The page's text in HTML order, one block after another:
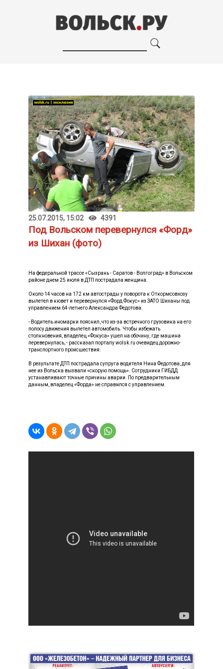
25.07.2015, 15:02 4391
Под Вольском перевернулся «Форд»
из Шихан (фото)
На федеральной трассе «Сызрань - Саратов - Волгоград» в Вольском
районе днем 25 июля в ДТП пострадала женщина.
Около 14 часов на 172 км автострады у поворота к Откормсовхозу
вылетел в кювет и перевернулся «Форд Фокус» из ЗАТО Шиханы под
управлением 64-летнего Александра Федотова.
- Водитель иномарки пояснил, что из-за встречного грузовика на его
полосу движения вылетел автомобиль. Чтобы избежать
столкновения, владелец «Фокуса» ушел на обочину, где машина
перевернулась, - рассказал порталу wolsk.ru очевидец дорожно-
транспортного происшествия.
В результате ДТП пострадала супруга водителя Нина Федотова, для
нее из Вольска вызвали «скорую помощь». Сотрудники ГИБДД
устанавливают точные причины аварии. По предварительным
данным, владелец «Форда» не справился с управлением.